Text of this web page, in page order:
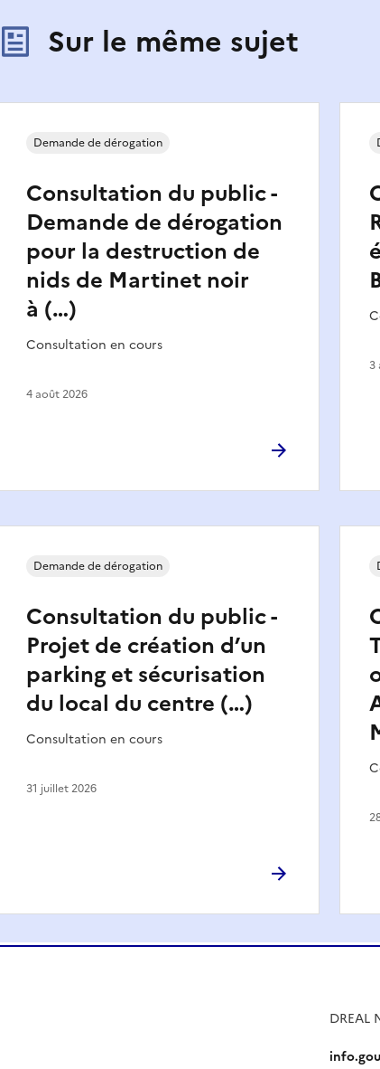
Sur le même sujet
Consultation du public -
Demande de dérogation
pour la destruction de
nids de Martinet noir
à (…)
Consultation en cours
Demande de dérogation
4 août 2026
3
Consultation du public -
Projet de création d’un
parking et sécurisation
du local du centre (…)
Consultation en cours
Demande de dérogation
31 juillet 2026
DREAL